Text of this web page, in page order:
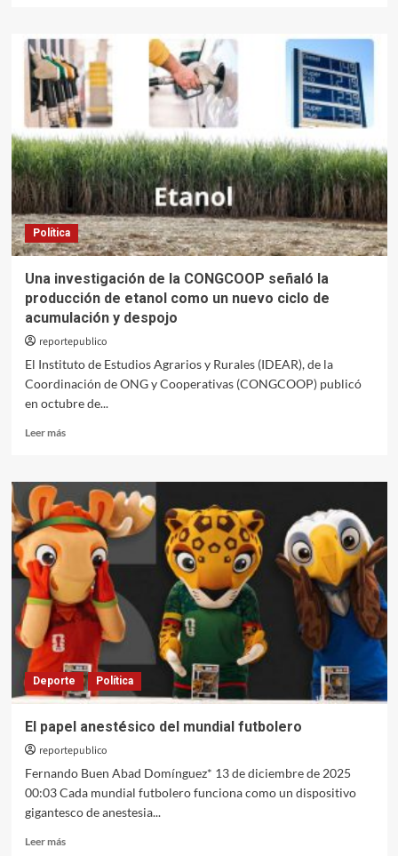
Fiscal
General
no
será
ni
el
REDENTOR,
ni
el
SEPULTURERO
de
la
democracia
Política
Una investigación de la CONGCOOP señaló la
producción de etanol como un nuevo ciclo de
acumulación y despojo
reportepublico
El Instituto de Estudios Agrarios y Rurales (IDEAR), de la
Coordinación de ONG y Cooperativas (CONGCOOP) publicó
en octubre de...
Leer másLeer
Una
investigación
de
la
CONGCOOP
señaló
producción
de
etanol
como
un
nuevo
ciclo
acumulación
y
despojo
Deporte Política
El papel anestésico del mundial futbolero
reportepublico
Fernando Buen Abad Domínguez* 13 de diciembre de 2025
00:03 Cada mundial futbolero funciona como un dispositivo
gigantesco de anestesia...
Leer másLeer